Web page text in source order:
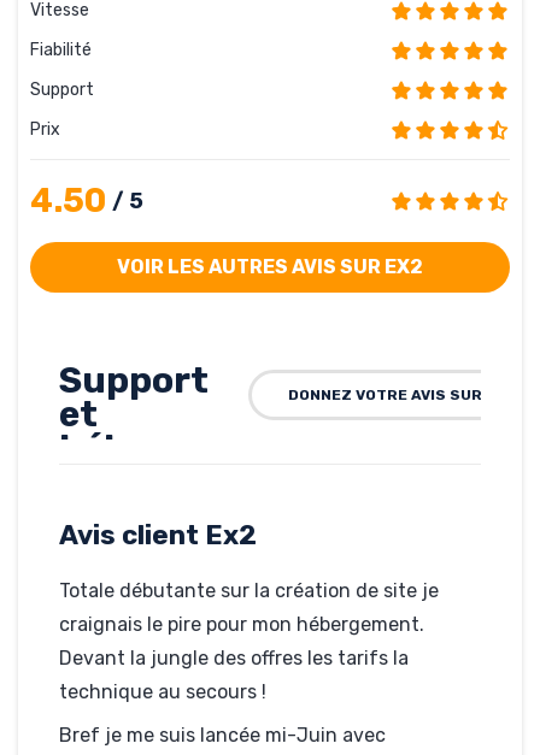
Vitesse
Fiabilité
Support
Prix
4.50 / 5
VOIR LES AUTRES AVIS SUR EX2
Support
et
hébergaur
Rédigé par Aromes-
aromes-ecig.fr
DONNEZ VOTRE AVIS SUR EX2
Avis client Ex2
Totale débutante sur la création de site je
craignais le pire pour mon hébergement.
Devant la jungle des offres les tarifs la
technique au secours !
Bref je me suis lancée mi-Juin avec